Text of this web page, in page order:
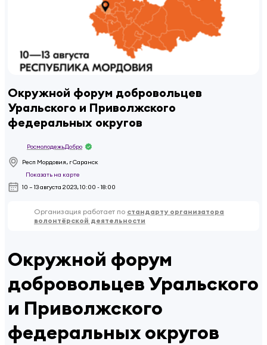
Окружной форум добровольцев
Уральского и Приволжского
федеральных округов
Росмолодежь.Добро
Респ Мордовия, г Саранск
Показать на карте
10 – 13 августа 2023, 10:00 - 18:00
Организация работает по стандарту организатора
волонтёрской деятельности
Окружной форум
добровольцев Уральского
и Приволжского
федеральных округов